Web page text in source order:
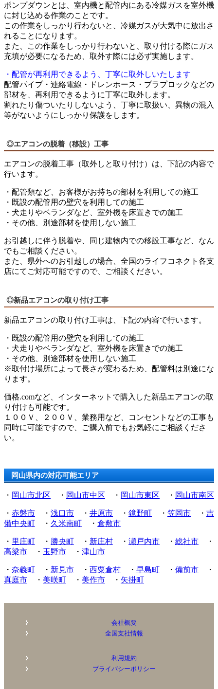
ポンプダウンとは、室内機と配管内にある冷媒ガスを室外機
に封じ込める作業のことです。
この作業をしっかり行わないと、冷媒ガスが大気中に放出さ
れることになります。
また、この作業をしっかり行わないと、取り付ける際にガス
充填が必要になるため、取外す際には必ず実施します。
・配管が再利用できるよう、丁寧に取外しいたします
配管パイプ・連絡電線・ドレンホース・プラプロックなどの
部材を、再利用できるように丁寧に取外します。
割れたり傷ついたりしないよう、丁寧に取扱い、異物の混入
等がないようにしっかり保護をします。
◎エアコンの脱着（移設）工事
エアコンの脱着工事（取外しと取り付け）は、下記の内容で
行います。
・配管類など、お客様がお持ちの部材を利用しての施工
・既設の配管用の壁穴を利用しての施工
・犬走りやベランダなど、室外機を床置きでの施工
・その他、別途部材を使用しない施工
お引越しに伴う脱着や、同じ建物内での移設工事など、なん
でもご相談ください。
また、県外へのお引越しの場合、全国のライフコネクト各支
店にてご対応可能ですので、ご相談ください。
◎新品エアコンの取り付け工事
新品エアコンの取り付け工事は、下記の内容で行います。
・既設の配管用の壁穴を利用しての施工
・犬走りやベランダなど、室外機を床置きでの施工
・その他、別途部材を使用しない施工
※取付け場所によって長さが変わるため、配管料は別途にな
ります。
価格.comなど、インターネットで購入した新品エアコンの取
り付けも可能です。
１００Ｖ、２００Ｖ、業務用など、コンセントなどの工事も
同時に可能ですので、ご購入前でもお気軽にご相談くださ
い。
岡山県内の対応可能エリア
・ 岡山市北区 ・ 岡山市中区 ・ 岡山市東区 ・ 岡山市南区
・ 赤磐市 ・ 浅口市 ・ 井原市 ・ 鏡野町 ・ 笠岡市 ・ 吉
備中央町 ・ 久米南町 ・ 倉敷市
・ 里庄町 ・ 勝央町 ・ 新庄村 ・ 瀬戸内市 ・ 総社市 ・
高梁市 ・ 玉野市 ・ 津山市
・ 奈義町 ・ 新見市 ・ 西粟倉村 ・ 早島町 ・ 備前市 ・
真庭市 ・ 美咲町 ・ 美作市 ・ 矢掛町
会社概要
全国支社情報
利用規約
プライバシーポリシー